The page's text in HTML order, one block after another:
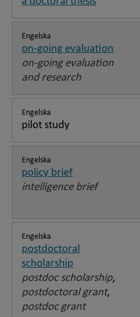
Engelska
on-going evaluation
on-going evaluation
and research
Engelska
pilot study
Engelska
policy brief
intelligence brief
Engelska
postdoctoral
scholarship
postdoc scholarship,
postdoctoral grant,
postdoc grant